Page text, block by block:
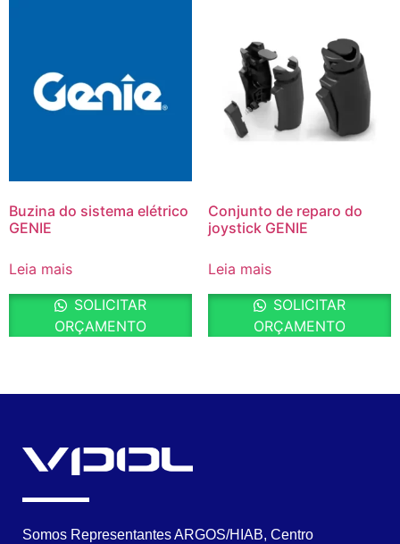
Buzina do sistema elétrico
GENIE
Leia mais
SOLICITAR
ORÇAMENTO
Conjunto de reparo do
joystick GENIE
Leia mais
SOLICITAR
ORÇAMENTO
Somos Representantes ARGOS/HIAB, Centro